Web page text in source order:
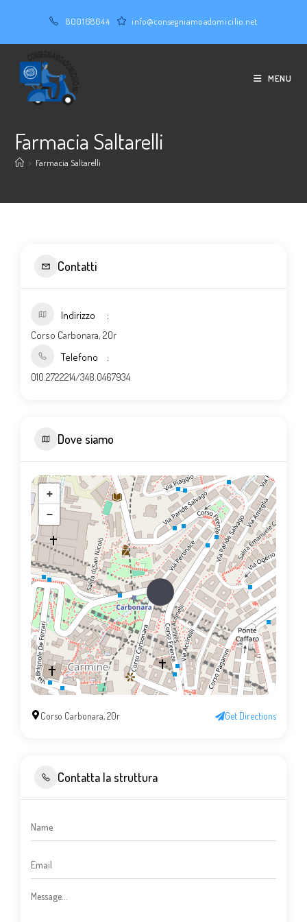
contenuto
800168644 info@consegniamoadomicilio.net
MENU
Farmacia Saltarelli
> Farmacia Saltarelli
Contatti
Indirizzo
Corso Carbonara, 20r
Telefono
010.2722214/348.0467934
Dove siamo
+
−
Corso Carbonara, 20r Get Directions
Contatta la struttura